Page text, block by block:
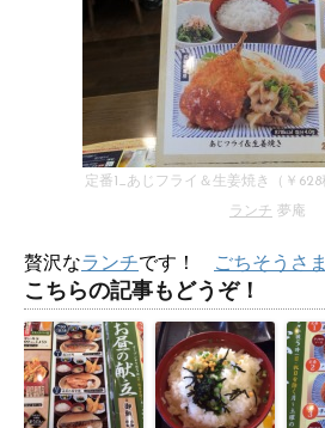
定番1_あじフライ＆生姜焼き（￥
ランチ 夢庵
贅沢なランチです！ ごちそうさ
こちらの記事もどうぞ！